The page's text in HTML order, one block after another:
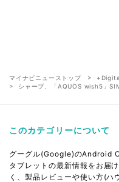
マイナビニューストップ
シャープ、「AQUOS wish5」
このカテゴリーについて
グーグル(Google)のAndroid
タブレットの最新情報をお届
く、製品レビューや使い方(ハ